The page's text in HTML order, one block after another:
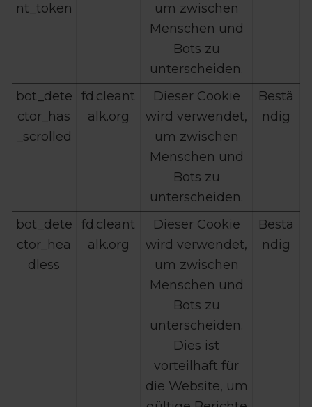
nt_token
um zwischen
Menschen und
Bots zu
unterscheiden.
bot_dete
ctor_has
_scrolled
fd.cleant
alk.org
Dieser Cookie
wird verwendet,
um zwischen
Menschen und
Bots zu
unterscheiden.
Bestä
ndig
bot_dete
ctor_hea
dless
fd.cleant
alk.org
Dieser Cookie
wird verwendet,
um zwischen
Menschen und
Bots zu
unterscheiden.
Dies ist
vorteilhaft für
die Website, um
Bestä
ndig